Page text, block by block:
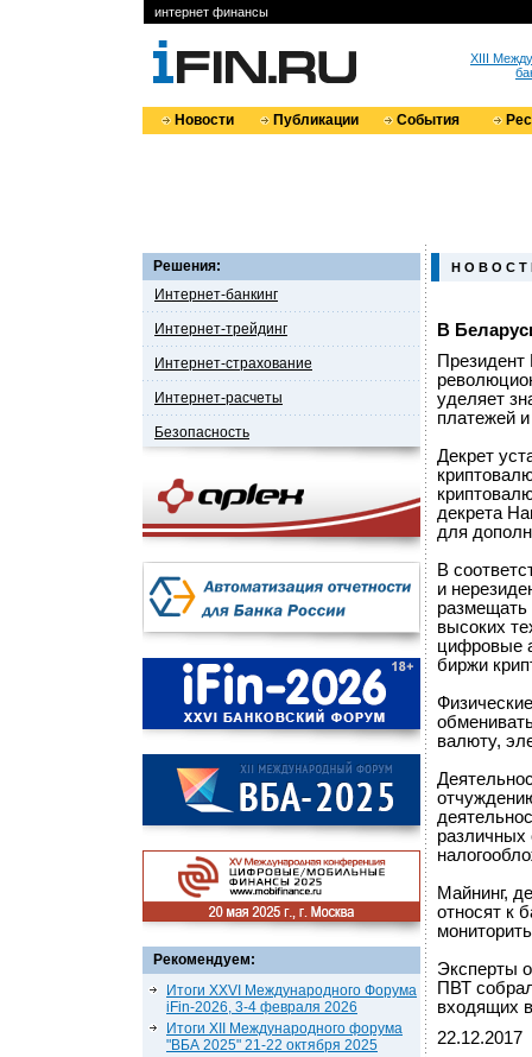
интернет финансы
XIII
Новости Публикации События
Решения:
Интернет-банкинг
Интернет-трейдинг
Интернет-страхование
Интернет-расчеты
Безопасность
Рекомендуем:
Итоги XXVI Международного Форума
iFin-2026, 3-4 февраля 2026
Итоги XII Международного форума
"ВБА 2025" 21-22 октября 2025
Н О В О С Т
В
уделяет
платежей
Декрет
декрета
для
В
и
размещать
высоких
цифровые
биржи
валюту,
различных
Майнинг,
относят к
Эксперты
ПВТ
входящих
22.12.2017